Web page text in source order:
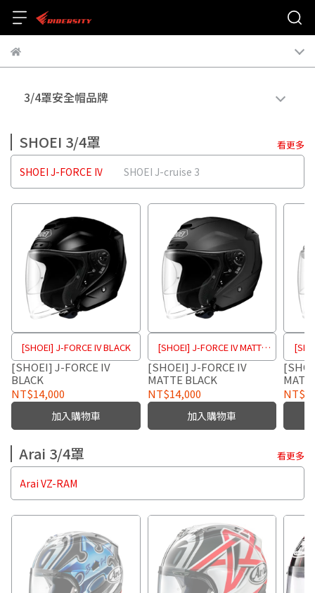
3/4罩安全帽品牌
SHOEI 3/4罩 看更多
SHOEI J-FORCE IV SHOEI J-cruise 3
[SHOEI] J-FORCE IV BLACK
[SHOEI] J-FORCE IV
BLACK
NT$14,000
加入購物車
[SHOEI] J-FORCE IV MATTE
BLACK
[SHOEI] J-FORCE IV
MATTE BLACK
NT$14,000
加入購物車
Arai 3/4罩 看更多
Arai VZ-RAM